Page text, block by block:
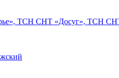
ТСН СНТ «Досуг», ТСН СНТ